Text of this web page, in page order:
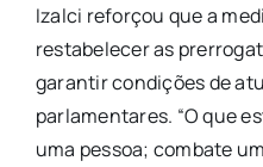
Izalci reforçou que a
restabelecer as
garantir condições de
parlamentares. “O que
uma pessoa; combate